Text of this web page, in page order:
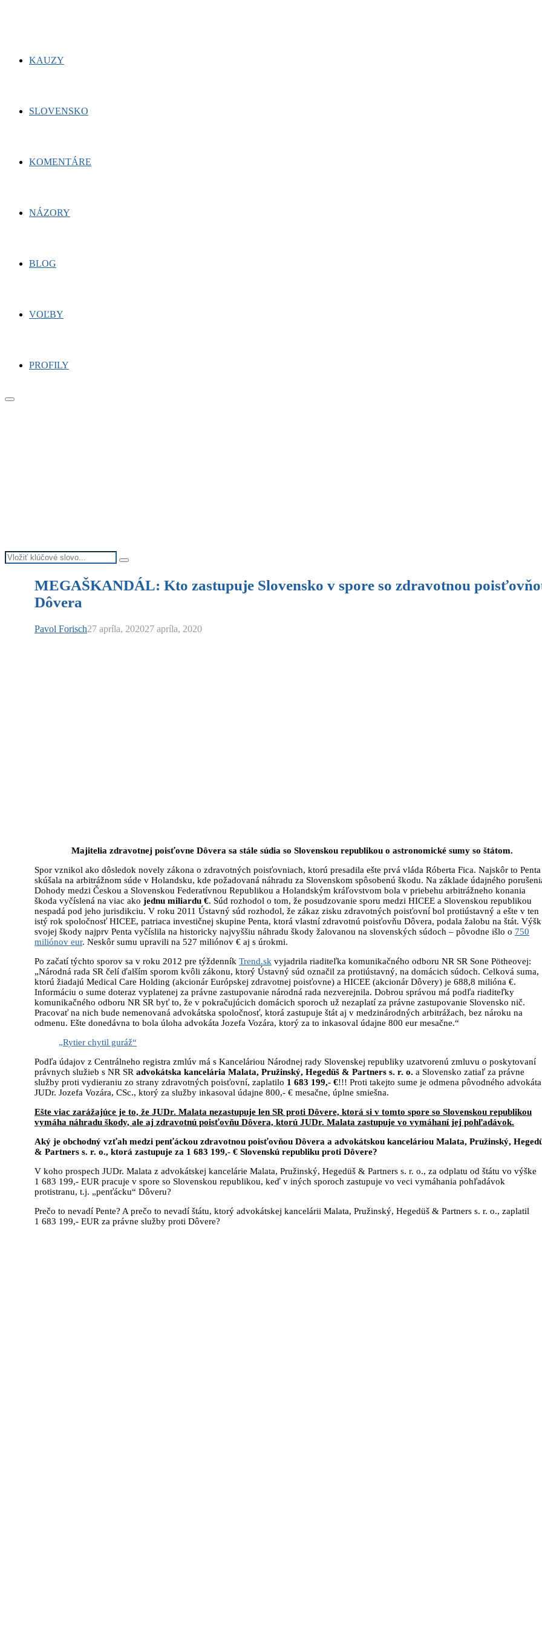
KAUZY
SLOVENSKO
KOMENTÁRE
NÁZORY
BLOG
VOĽBY
PROFILY
Primary
Search
for:
Search
MEGAŠKANDÁL: Kto zastupuje Slovensko v spore so zdravotnou
Dôvera
Pavol Forisch27 apríla, 202027 apríla, 2020
Majitelia zdravotnej poisťovne Dôvera sa stále súdia so Slovenskou republikou o astronomické sumy so štátom.
Spor vznikol ako dôsledok novely zákona o zdravotných poisťovniach, ktorú presadila ešte prvá vláda Róberta Fica. Najskôr to Penta
skúšala na arbitrážnom súde v Holandsku, kde požadovaná náhradu za Slovenskom spôsobenú škodu. Na základe údajného
Dohody medzi Českou a Slovenskou Federatívnou Republikou a Holandským kráľovstvom bola v priebehu arbitrážneho konania
škoda vyčíslená na viac ako jednu miliardu €. Súd rozhodol o tom, že posudzovanie sporu medzi HICEE a Slovenskou republikou
nespadá pod jeho jurisdikciu. V roku 2011 Ústavný súd rozhodol, že zákaz zisku zdravotných poisťovní bol protiústavný a ešte v ten
istý rok spoločnosť HICEE, patriaca investičnej skupine Penta, ktorá vlastní zdravotnú poisťovňu Dôvera, podala žalobu na štát.
svojej škody najprv Penta vyčíslila na historicky najvyššiu náhradu škody žalovanou na slovenských súdoch – pôvodne išlo o 750
miliónov eur. Neskôr sumu upravili na 527 miliónov € aj s úrokmi.
Po začatí týchto sporov sa v roku 2012 pre týždenník Trend.sk vyjadrila riaditeľka komunikačného odboru NR SR Sone Pötheovej:
„Národná rada SR čelí ďalším sporom kvôli zákonu, ktorý Ústavný súd označil za protiústavný, na domácich súdoch. Celková suma,
ktorú žiadajú Medical Care Holding (akcionár Európskej zdravotnej poisťovne) a HICEE (akcionár Dôvery) je 688,8 milióna €.
Informáciu o sume doteraz vyplatenej za právne zastupovanie národná rada nezverejnila. Dobrou správou má podľa riaditeľky
komunikačného odboru NR SR byť to, že v pokračujúcich domácich sporoch už nezaplatí za právne zastupovanie Slovensko nič.
Pracovať na nich bude nemenovaná advokátska spoločnosť, ktorá zastupuje štát aj v medzinárodných arbitrážach, bez nároku na
odmenu. Ešte donedávna to bola úloha advokáta Jozefa Vozára, ktorý za to inkasoval údajne 800 eur mesačne.“
„Rytier chytil guráž“
Podľa údajov z Centrálneho registra zmlúv má s Kanceláriou Národnej rady Slovenskej republiky uzatvorenú zmluvu o poskytovaní
právnych služieb s NR SR advokátska kancelária Malata, Pružinský, Hegedüš & Partners s. r. o. a Slovensko zatiaľ za právne
služby proti vydieraniu zo strany zdravotných poisťovní, zaplatilo 1 683 199,- €!!! Proti takejto sume je odmena pôvodného advokáta
JUDr. Jozefa Vozára, CSc., ktorý za služby inkasoval údajne 800,- € mesačne, úplne smiešna.
Ešte viac zarážajúce je to, že JUDr. Malata nezastupuje len SR proti Dôvere, ktorá si v tomto spore so Slovenskou republikou
vymáha náhradu škody, ale aj zdravotnú poisťovňu Dôvera, ktorú JUDr. Malata zastupuje vo vymáhaní jej pohľadávok.
Aký je obchodný vzťah medzi penťáckou zdravotnou poisťovňou Dôvera a advokátskou kanceláriou Malata, Pružinský,
& Partners s. r. o., ktorá zastupuje za 1 683 199,- € Slovenskú republiku proti Dôvere?
V koho prospech JUDr. Malata z advokátskej kancelárie Malata, Pružinský, Hegedüš & Partners s. r. o., za odplatu od štátu vo výške
1 683 199,- EUR pracuje v spore so Slovenskou republikou, keď v iných sporoch zastupuje vo veci vymáhania pohľadávok
protistranu, t.j. „penťácku“ Dôveru?
Prečo to nevadí Pente? A prečo to nevadí štátu, ktorý advokátskej kancelárii Malata, Pružinský, Hegedüš & Partners s. r. o., zaplatil
1 683 199,- EUR za právne služby proti Dôvere?